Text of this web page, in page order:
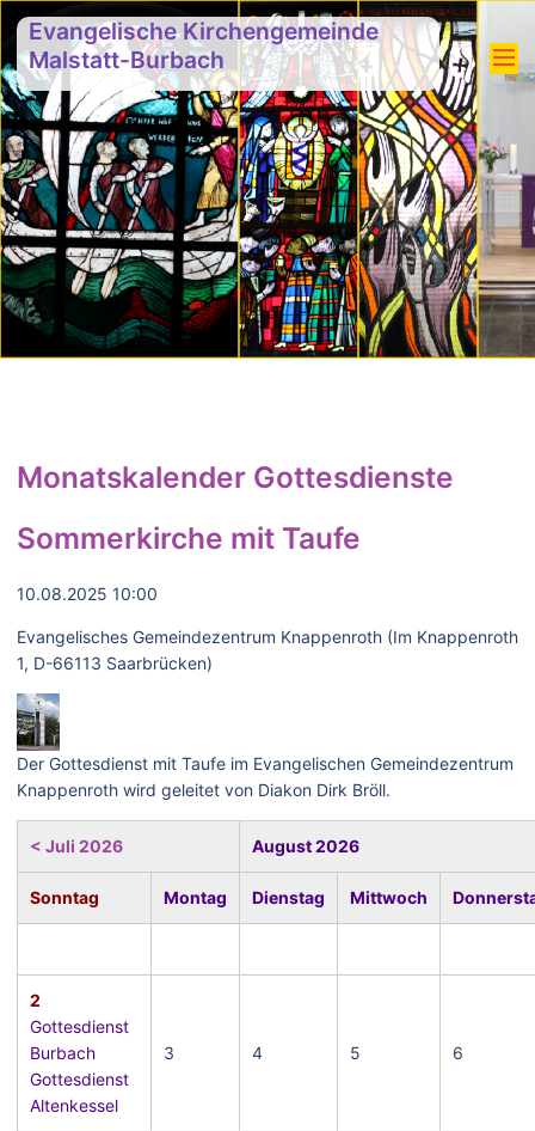
Evangelische Kirchengemeinde
Malstatt-Burbach
Monatskalender Gottesdienste
Sommerkirche mit Taufe
10.08.2025 10:00
Evangelisches Gemeindezentrum Knappenroth (Im Knappenroth
1, D-66113 Saarbrücken)
Der Gottesdienst mit Taufe im Evangelischen Gemeindezentrum
Knappenroth wird geleitet von Diakon Dirk Bröll.
< Juli 2026 August 2026
Sonntag Montag Dienstag Mittwoch
2
Gottesdienst
Burbach
Gottesdienst
Altenkessel
3 4 5 6